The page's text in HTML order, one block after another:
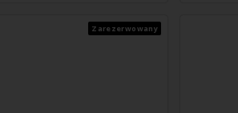
Zarezerwowany